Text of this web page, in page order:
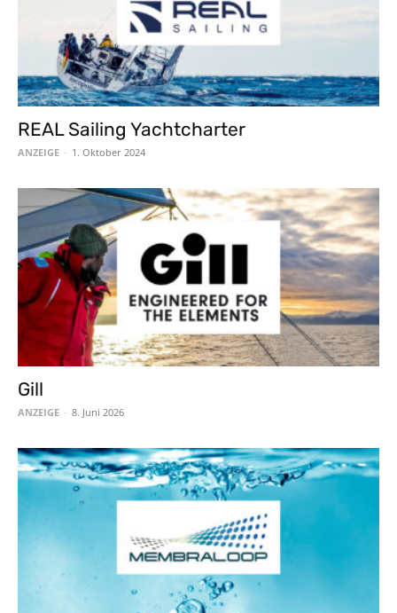
REAL Sailing Yachtcharter
ANZEIGE - 1. Oktober 2024
Gill
ANZEIGE - 8. Juni 2026